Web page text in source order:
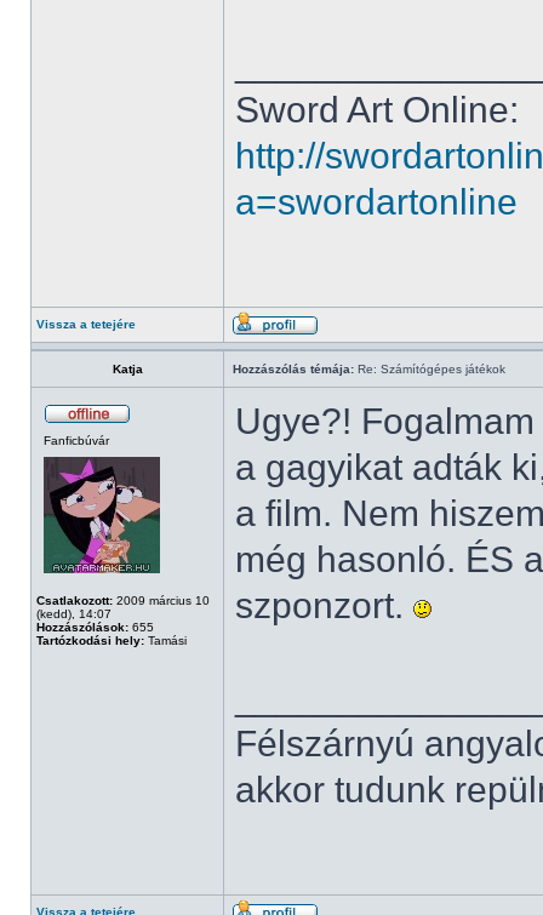
Sword Art Online:
http://
a=swordartonline
Vissza a tetejére
Katja Hozzászólás témája: Re: Számítógépes játékok
Fanficbúvár
Csatlakozott: 2009 március 10
(kedd), 14:07
Hozzászólások: 655
Tartózkodási hely: Tamási
Ugye?!
a gagyikat adták
a film. Nem
még hasonló. ÉS
szponzort.
Félszárnyú
akkor tudunk
Vissza a tetejére